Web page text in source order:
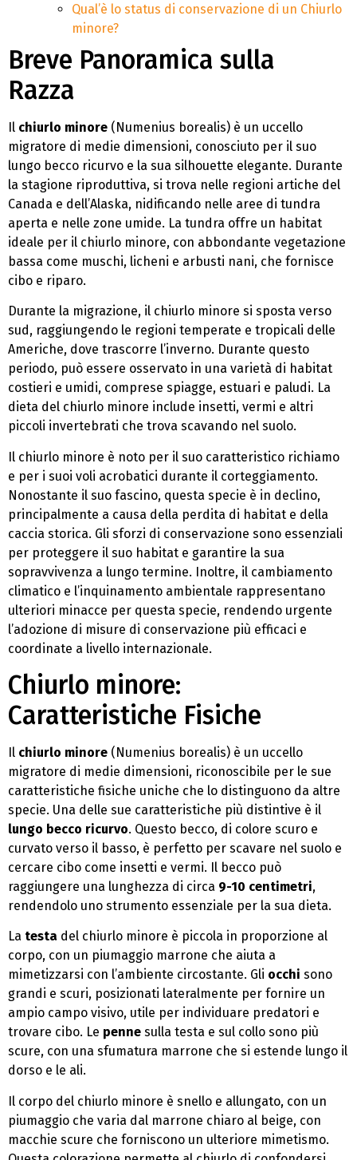
Qual’è lo status di conservazione di un Chiurlo
minore?
Breve Panoramica sulla
Razza
Il chiurlo minore (Numenius borealis) è un uccello
migratore di medie dimensioni, conosciuto per il suo
lungo becco ricurvo e la sua silhouette elegante. Durante
la stagione riproduttiva, si trova nelle regioni artiche del
Canada e dell’Alaska, nidificando nelle aree di tundra
aperta e nelle zone umide. La tundra offre un habitat
ideale per il chiurlo minore, con abbondante vegetazione
bassa come muschi, licheni e arbusti nani, che fornisce
cibo e riparo.
Durante la migrazione, il chiurlo minore si sposta verso
sud, raggiungendo le regioni temperate e tropicali delle
Americhe, dove trascorre l’inverno. Durante questo
periodo, può essere osservato in una varietà di habitat
costieri e umidi, comprese spiagge, estuari e paludi. La
dieta del chiurlo minore include insetti, vermi e altri
piccoli invertebrati che trova scavando nel suolo.
Il chiurlo minore è noto per il suo caratteristico richiamo
e per i suoi voli acrobatici durante il corteggiamento.
Nonostante il suo fascino, questa specie è in declino,
principalmente a causa della perdita di habitat e della
caccia storica. Gli sforzi di conservazione sono essenziali
per proteggere il suo habitat e garantire la sua
sopravvivenza a lungo termine. Inoltre, il cambiamento
climatico e l’inquinamento ambientale rappresentano
ulteriori minacce per questa specie, rendendo urgente
l’adozione di misure di conservazione più efficaci e
coordinate a livello internazionale.
Chiurlo minore:
Caratteristiche Fisiche
Il chiurlo minore (Numenius borealis) è un uccello
migratore di medie dimensioni, riconoscibile per le sue
caratteristiche fisiche uniche che lo distinguono da altre
specie. Una delle sue caratteristiche più distintive è il
lungo becco ricurvo. Questo becco, di colore scuro e
curvato verso il basso, è perfetto per scavare nel suolo e
cercare cibo come insetti e vermi. Il becco può
raggiungere una lunghezza di circa 9-10 centimetri,
rendendolo uno strumento essenziale per la sua dieta.
La testa del chiurlo minore è piccola in proporzione al
corpo, con un piumaggio marrone che aiuta a
mimetizzarsi con l’ambiente circostante. Gli occhi sono
grandi e scuri, posizionati lateralmente per fornire un
ampio campo visivo, utile per individuare predatori e
trovare cibo. Le penne sulla testa e sul collo sono più
scure, con una sfumatura marrone che si estende lungo il
dorso e le ali.
Il corpo del chiurlo minore è snello e allungato, con un
piumaggio che varia dal marrone chiaro al beige, con
macchie scure che forniscono un ulteriore mimetismo.